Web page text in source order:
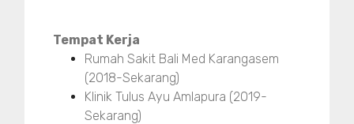
Tempat Kerja
Rumah Sakit Bali Med Karangasem
(2018-Sekarang)
Klinik Tulus Ayu Amlapura (2019-
Sekarang)